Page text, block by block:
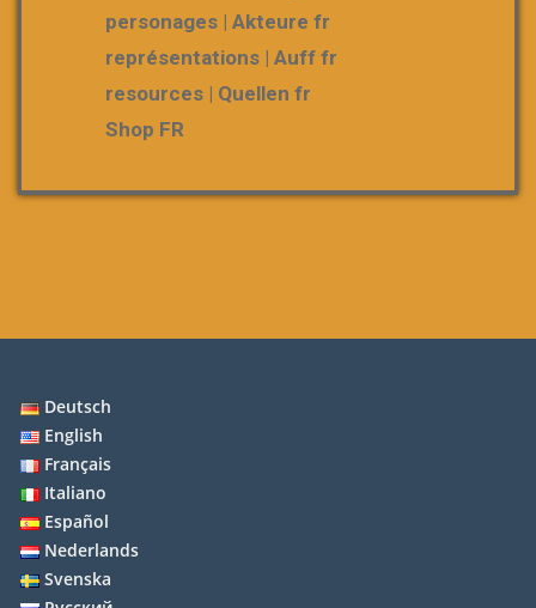
personages | Akteure fr
représentations | Auff fr
resources | Quellen fr
Shop FR
Deutsch
English
Français
Italiano
Español
Nederlands
Svenska